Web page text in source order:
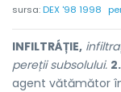
sursa:DEX '98 1998
INFILTRÁȚIE,
pereții subsolului. 2.
agent vătămător